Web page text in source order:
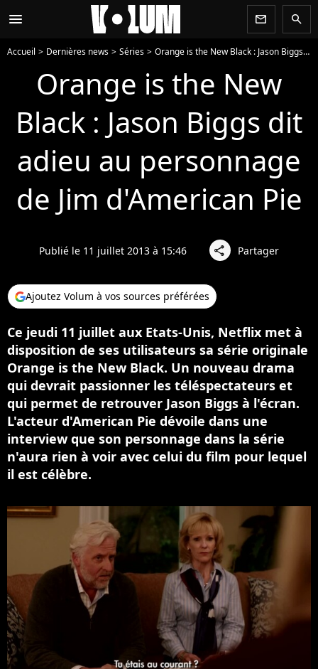
menu newsletter search
Accueil Dernières news Séries Orange is the New Black : Jason Biggs dit adieu au personnage de Jim d'American Pie
Orange is the New
Black : Jason Biggs dit
adieu au personnage
de Jim d'American Pie
Publié le 11 juillet 2013 à 15:46 share Partager
Ajoutez Volum à vos sources préférées
Ce jeudi 11 juillet aux Etats-Unis, Netflix met à
disposition de ses utilisateurs sa série originale
Orange is the New Black. Un nouveau drama
qui devrait passionner les téléspectateurs et
qui permet de retrouver Jason Biggs à l'écran.
L'acteur d'American Pie dévoile dans une
interview que son personnage dans la série
n'aura rien à voir avec celui du film pour lequel
il est célèbre.